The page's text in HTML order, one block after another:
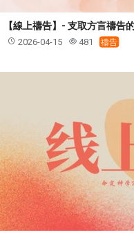
【線上禱告】- 支取方言禱告
2026-04-15 481 禱告